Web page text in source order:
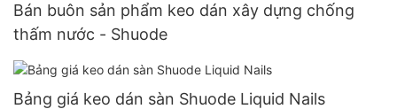
Bán buôn sản phẩm keo dán xây dựng chống
thấm nước - Shuode
Bảng giá keo dán sàn Shuode Liquid Nails